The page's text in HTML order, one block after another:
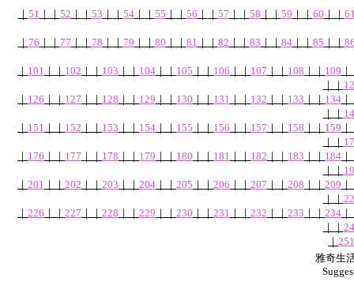
｜ 51 ｜ ｜ 52 ｜ ｜ 53 ｜ ｜ 54｜ ｜ 55 ｜ ｜ 56 ｜ ｜ 57 ｜ ｜ 58 ｜ ｜ 59 ｜ ｜ 60 ｜ ｜
｜ 76 ｜ ｜ 77 ｜ ｜ 78 ｜ ｜ 79 ｜ ｜ 80 ｜ ｜ 81 ｜ ｜ 82 ｜ ｜ 83 ｜ ｜ 84｜ ｜ 85 ｜ ｜
｜ 101 ｜ ｜ 102 ｜ ｜ 103 ｜ ｜ 104 ｜ ｜ 105 ｜ ｜ 106 ｜ ｜ 107 ｜ ｜ 108 ｜ ｜ 109 ｜
｜
｜
｜ 126 ｜ ｜ 127 ｜ ｜ 128 ｜ ｜ 129 ｜ ｜ 130 ｜ ｜ 131 ｜ ｜ 132 ｜ ｜ 133 ｜ ｜ 134 ｜
｜
｜
｜ 151 ｜ ｜ 152 ｜ ｜ 153 ｜ ｜ 154 ｜ ｜ 155 ｜ ｜ 156 ｜ ｜ 157 ｜ ｜ 158 ｜ ｜ 159 ｜
｜
｜
｜ 176 ｜ ｜ 177 ｜ ｜ 178 ｜ ｜ 179 ｜ ｜ 180 ｜ ｜ 181 ｜ ｜ 182 ｜ ｜ 183 ｜ ｜ 184 ｜
｜
｜
｜ 201 ｜ ｜ 202 ｜ ｜ 203 ｜ ｜ 204 ｜ ｜ 205 ｜ ｜ 206 ｜ ｜ 207 ｜ ｜ 208 ｜ ｜ 209 ｜
｜
｜
｜ 226 ｜ ｜ 227 ｜ ｜ 228 ｜ ｜ 229 ｜ ｜ 230 ｜ ｜ 231 ｜ ｜ 232 ｜ ｜ 233 ｜ ｜ 234 ｜
｜
｜
｜ 251
雅奇生